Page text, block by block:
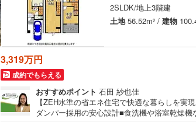
2SLDK/地上3階建
土地56.52m2 / 建物
3,319万円
成約でもらえる
おすすめポイント 石田 紗也佳
【ZEH水準の省エネ住宅で快適な暮らしを実
ダンパー採用の安心設計■食洗機や浴室乾燥
福岡 佐賀 長崎
相楽郡笠置町(0
相楽郡南山城村
与謝郡与謝野町
構造・規模・施工・品質・工法関連
耐震、免震、制震構造
（0）
（0
長期優良住宅
立地